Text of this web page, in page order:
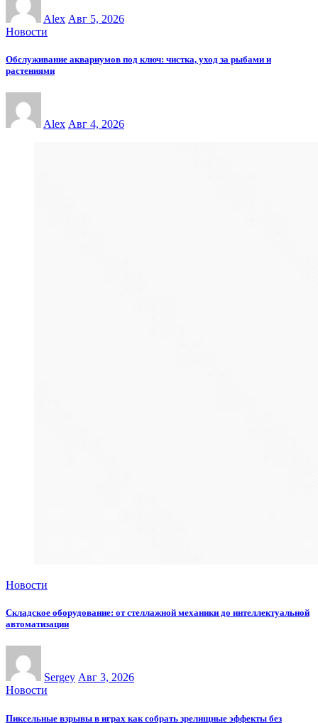
Alex Авг 5, 2026
Новости
Обслуживание аквариумов под ключ: чистка, уход за рыбами и
растениями
Alex Авг 4, 2026
Новости
Складское оборудование: от стеллажной механики до интеллектуальной
автоматизации
Sergey Авг 3, 2026
Новости
Пиксельные взрывы в играх как собрать зрелищные эффекты без